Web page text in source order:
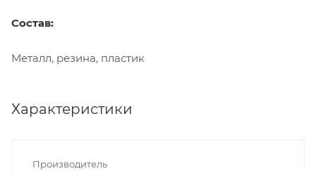
Состав:
Металл, резина, пластик
Характеристики
Производитель